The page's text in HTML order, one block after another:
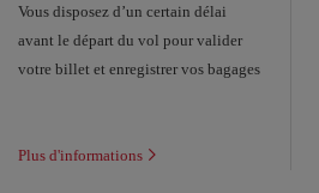
Vous disposez d’un certain délai
avant le départ du vol pour valider
votre billet et enregistrer vos bagages
Plus d'informations